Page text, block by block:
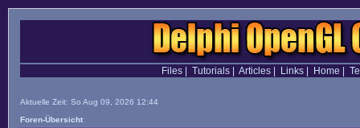
Files| Tutorials| Articles| Links| Home
Aktuelle Zeit: So Aug 09, 2026 12:44
Foren-Übersicht